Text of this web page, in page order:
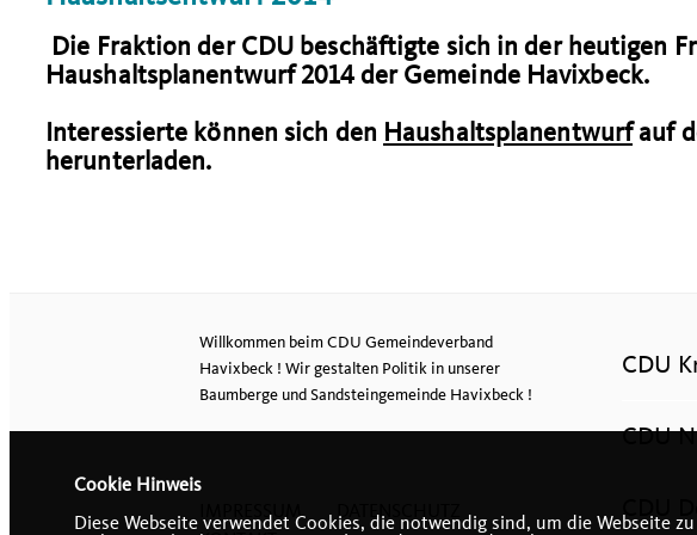
Die Fraktion der CDU beschäftigte sich in der heutigen
Haushaltsplanentwurf 2014 der Gemeinde Havixbeck.
Interessierte können sich den Haushaltsplanentwurfauf
herunterladen.
Willkommen beim CDU Gemeindeverband
Havixbeck ! Wir gestalten Politik in unserer
Baumberge und Sandsteingemeinde Havixbeck !
IMPRESSUM
DATENSCHUTZ
CDU
CDU
CDU
Cookie Hinweis
Diese Webseite verwendet Cookies, die notwendig sind, um die Webseite